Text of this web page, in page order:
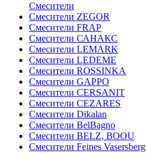
Смесители
Смесители ZEGOR
Смесители FRAP
Смесители САНАКС
Смесители LEMARK
Смесители LEDEME
Смесители ROSSINKA
Смесители GAPPO
Смесители CERSANIT
Смесители CEZARES
Смесители Dikalan
Смесители BelBagno
Смесители BELZ, BOOU
Смесители Feines Vasersberg